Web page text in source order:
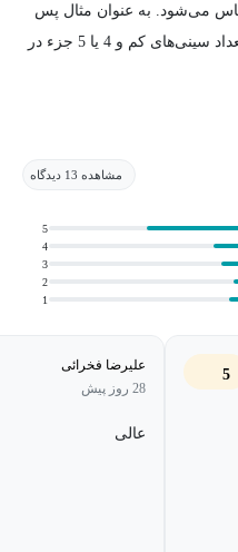
می‌شود. به عنوان مثال پس
از مدل‌سازی یک برج تقطیر ساده با تعداد سینی‌های کم و 4 یا 5 جزء در
پیاده‌سازی و حل این
راه حل بود؛ چرا که یک
شبیه‌سازی فرایند عملا دچار
بازار کار و تحقیقات علمی
هم گاهی به جایی
جدیدتر و کامل‌تری وارد
مشاهده 13 دیدگاه
1
2
3
4
5
5
علیرضا فخرائی
28 روز پیش
عالی